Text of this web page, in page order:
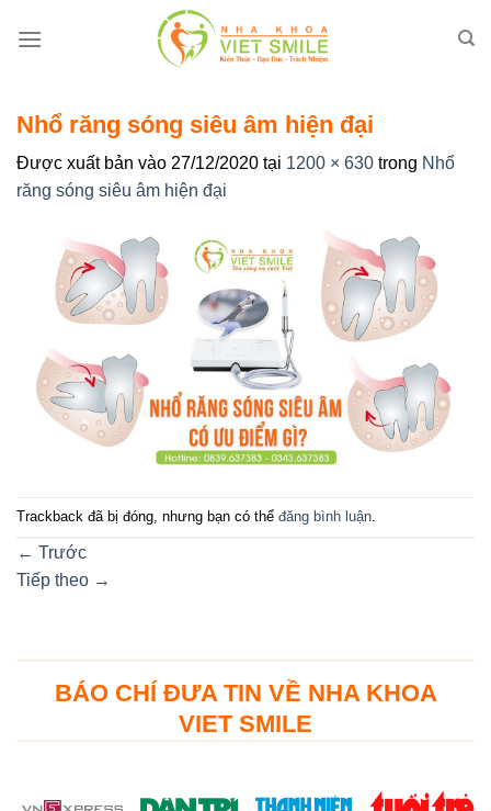
qua
Nhổ răng sóng siêu âm hiện đại
Được xuất bản vào 27/12/2020 tại 1200 × 630 trong Nhổ
răng sóng siêu âm hiện đại
Trackback đã bị đóng, nhưng bạn có thể đăng bình luận
← Trước
Tiếp theo →
BÁO CHÍ ĐƯA TIN VỀ NHA KHOA
VIET SMILE